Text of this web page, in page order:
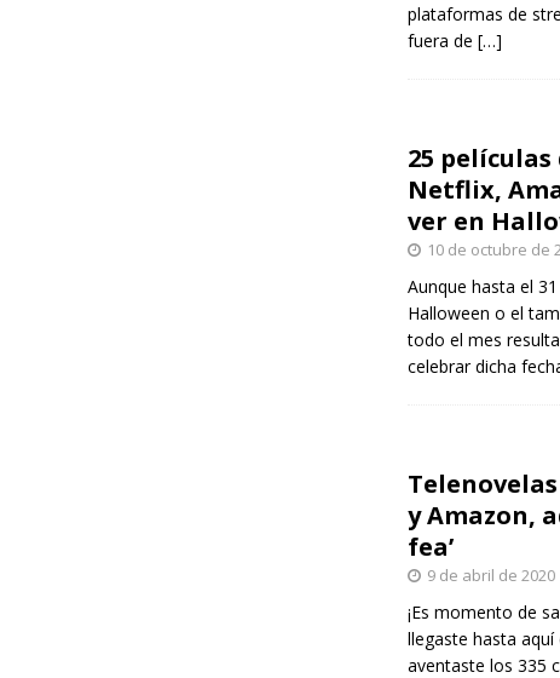
plataformas de
fuera de […]
25
Netflix,
ver en
10 de octubre de
Aunque hasta el
Halloween o el
todo el mes
celebrar dicha
y Amazon,
fea’
9 de abril de 2020
¡Es momento de
llegaste hasta
aventaste los 335